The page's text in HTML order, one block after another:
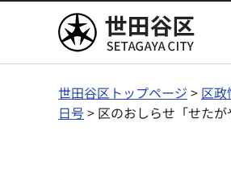
世田谷区
世田谷区トップページ > 区政
日号> 区のおしらせ「せた